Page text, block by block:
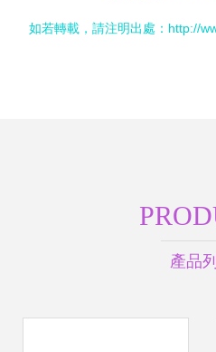
如若轉載，請注明出處：http://
產品